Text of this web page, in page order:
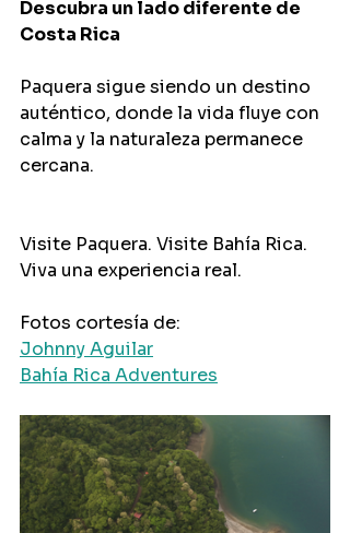
Descubra un lado diferente de
Costa Rica
Paquera sigue siendo un destino
auténtico, donde la vida fluye con
calma y la naturaleza permanece
cercana.
Visite Paquera. Visite Bahía Rica.
Viva una experiencia real.
Fotos cortesía de:
Johnny Aguilar
Bahía Rica Adventures